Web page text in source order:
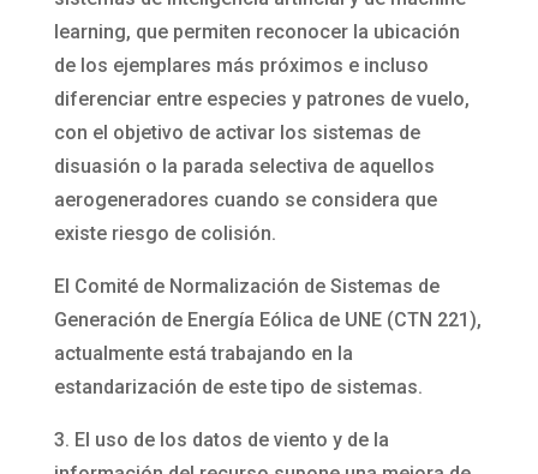
learning, que permiten reconocer la ubicación
de los ejemplares más próximos e incluso
diferenciar entre especies y patrones de vuelo,
con el objetivo de activar los sistemas de
disuasión o la parada selectiva de aquellos
aerogeneradores cuando se considera que
existe riesgo de colisión.
El Comité de Normalización de Sistemas de
Generación de Energía Eólica de UNE (CTN 221),
actualmente está trabajando en la
estandarización de este tipo de sistemas.
3. El uso de los datos de viento y de la